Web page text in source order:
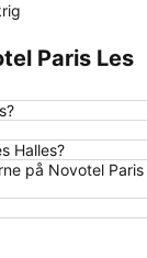
la Butte-Montmartre
de Popincourt
de l'Élysée
de l'Entrepôt
Paris Les
Halles?
på Novotel Paris